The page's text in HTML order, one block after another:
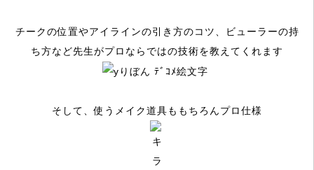
チークの位置やアイラインの引き方のコツ、ビューラーの持
ち方など先生がプロならではの技術を教えてくれます
そして、使う メイク道具ももちろんプロ仕様